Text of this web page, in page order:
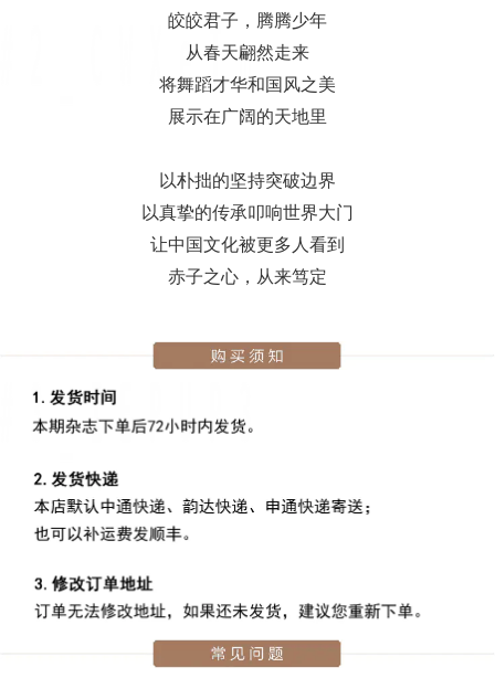
皎皎君子，腾腾少年
从春天翩然走来
将舞蹈才华和国风之美
展示在广阔的天地里
以朴拙的坚持突破边界
以真挚的传承叩响世界大门
让中国文化被更多人看到
赤子之心，从来笃定